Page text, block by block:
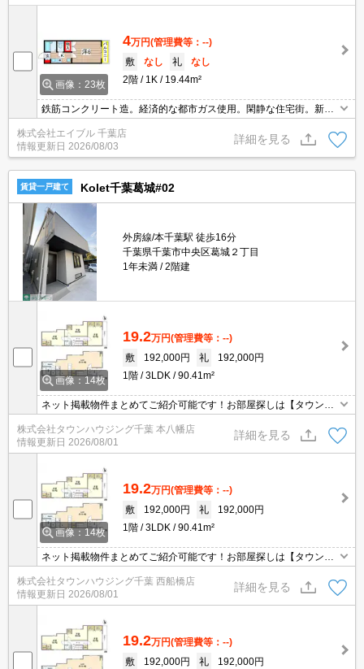
画像：23枚
4万円(管理費等：--)
敷
なし 礼
なし
2階
1K 19.44m²
鉄筋コンクリート造。経済的な都市ガス使用。閑静な住宅街。新生
活のスタートはここから。敷金・礼金なし。TVインターホン付き。I
H調理器付き。室内洗濯機置場。仲介手数料家賃の55%。敷金・礼
金なし。
株式会社エイブル 千葉店
情報更新日 2026/08/03
詳細を見る
賃貸一戸建て Kolet千葉葛城#02
外房線/本千葉駅 徒歩16分
千葉県千葉市中央区葛城２丁目
1年未満
2階建
画像：14枚
19.2万円(管理費等：--)
敷
192,000円 礼
192,000円
1階
3LDK 90.41m²
ネット掲載物件まとめてご紹介可能です！お部屋探しは【タウンハ
ウジング】にお任せください！※オンライン内見・現地待ち合わせ
は事前にご相談ください。
株式会社タウンハウジング千葉 本八幡店
情報更新日 2026/08/01
詳細を見る
画像：14枚
19.2万円(管理費等：--)
敷
192,000円 礼
192,000円
1階
3LDK 90.41m²
ネット掲載物件まとめてご紹介可能です！お部屋探しは【タウンハ
ウジング】にお任せください！※オンライン内見・現地待ち合わせ
は事前にご相談ください。
株式会社タウンハウジング千葉 西船橋店
情報更新日 2026/08/01
詳細を見る
19.2万円(管理費等：--)
敷
192,000円 礼
192,000円